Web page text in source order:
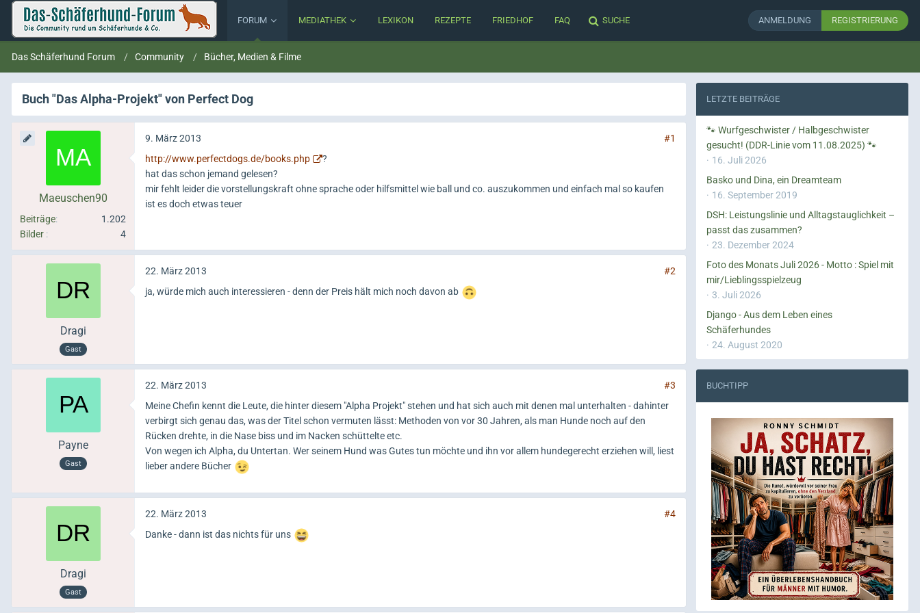
FORUM MEDIATHEK LEXIKON REZEPTE FRIEDHOF FAQ SUCHE ANMELDUNG REGISTRIERUNG
Das Schäferhund Forum Community Bücher, Medien & Filme
Buch "Das Alpha-Projekt" von Perfect Dog
Maeuschen90
Beiträge
1.202
Bilder
4
9. März 2013
#1
http://www.perfectdogs.de/books.php
?
hat das schon jemand gelesen?
mir fehlt leider die vorstellungskraft ohne sprache oder hilfsmittel wie ball und co. auszukommen und einfach mal so kaufen
ist es doch etwas teuer
Dragi
Gast
22. März 2013
#2
ja, würde mich auch interessieren - denn der Preis hält mich noch davon ab
Payne
Gast
22. März 2013
#3
Meine Chefin kennt die Leute, die hinter diesem "Alpha Projekt" stehen und hat sich auch mit denen mal unterhalten - dahinter
verbirgt sich genau das, was der Titel schon vermuten lässt: Methoden von vor 30 Jahren, als man Hunde noch auf den
Rücken drehte, in die Nase biss und im Nacken schüttelte etc.
Von wegen ich Alpha, du Untertan. Wer seinem Hund was Gutes tun möchte und ihn vor allem hundegerecht erziehen will, liest
lieber andere Bücher
Dragi
Gast
22. März 2013
#4
Danke - dann ist das nichts für uns
LETZTE BEITRÄGE
🐾 Wurfgeschwister / Halbgeschwister
gesucht! (DDR-Linie vom 11.08.2025) 🐾
16. Juli 2026
Basko und Dina, ein Dreamteam
16. September 2019
DSH: Leistungslinie und Alltagstauglichkeit –
passt das zusammen?
23. Dezember 2024
Foto des Monats Juli 2026 - Motto : Spiel mit
mir/Lieblingsspielzeug
3. Juli 2026
Django - Aus dem Leben eines
Schäferhundes
24. August 2020
BUCHTIPP